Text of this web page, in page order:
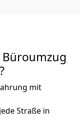
mit
Straße in